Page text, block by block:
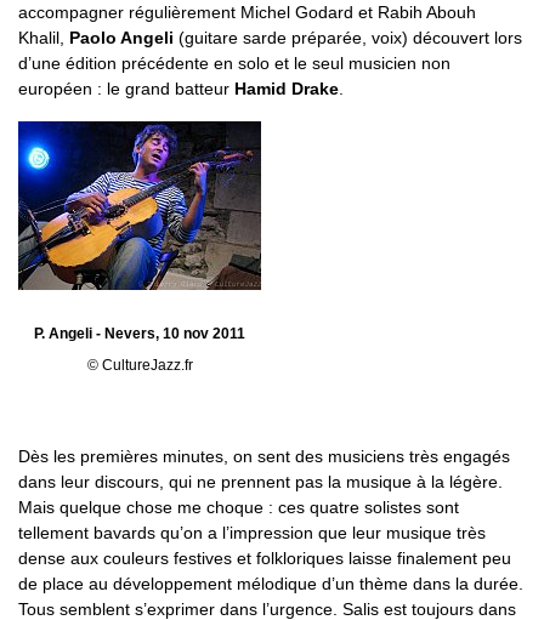
accompagner régulièrement Michel Godard et Rabih Abouh
Khalil, Paolo Angeli (guitare sarde préparée, voix) découvert lors
d’une édition précédente en solo et le seul musicien non
européen : le grand batteur Hamid Drake
P. Angeli - Nevers, 10 nov 2011
© CultureJazz.fr
Dès les premières minutes, on sent des musiciens très engagés
dans leur discours, qui ne prennent pas la musique à la légère.
Mais quelque chose me choque : ces quatre solistes sont
tellement bavards qu’on a l’impression que leur musique très
dense aux couleurs festives et folkloriques laisse finalement peu
de place au développement mélodique d’un thème dans la durée.
Tous semblent s’exprimer dans l’urgence. Salis est toujours dans